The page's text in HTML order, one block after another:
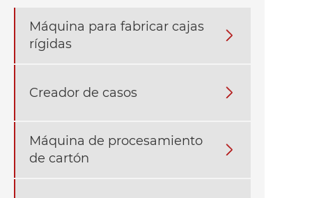
Máquina para fabricar cajas
rígidas

Creador de casos 
Máquina de procesamiento
de cartón
